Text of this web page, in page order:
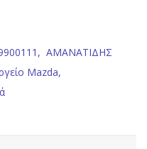
ΑΜΑΝΑΤΙΔΗΣ
Mazda,